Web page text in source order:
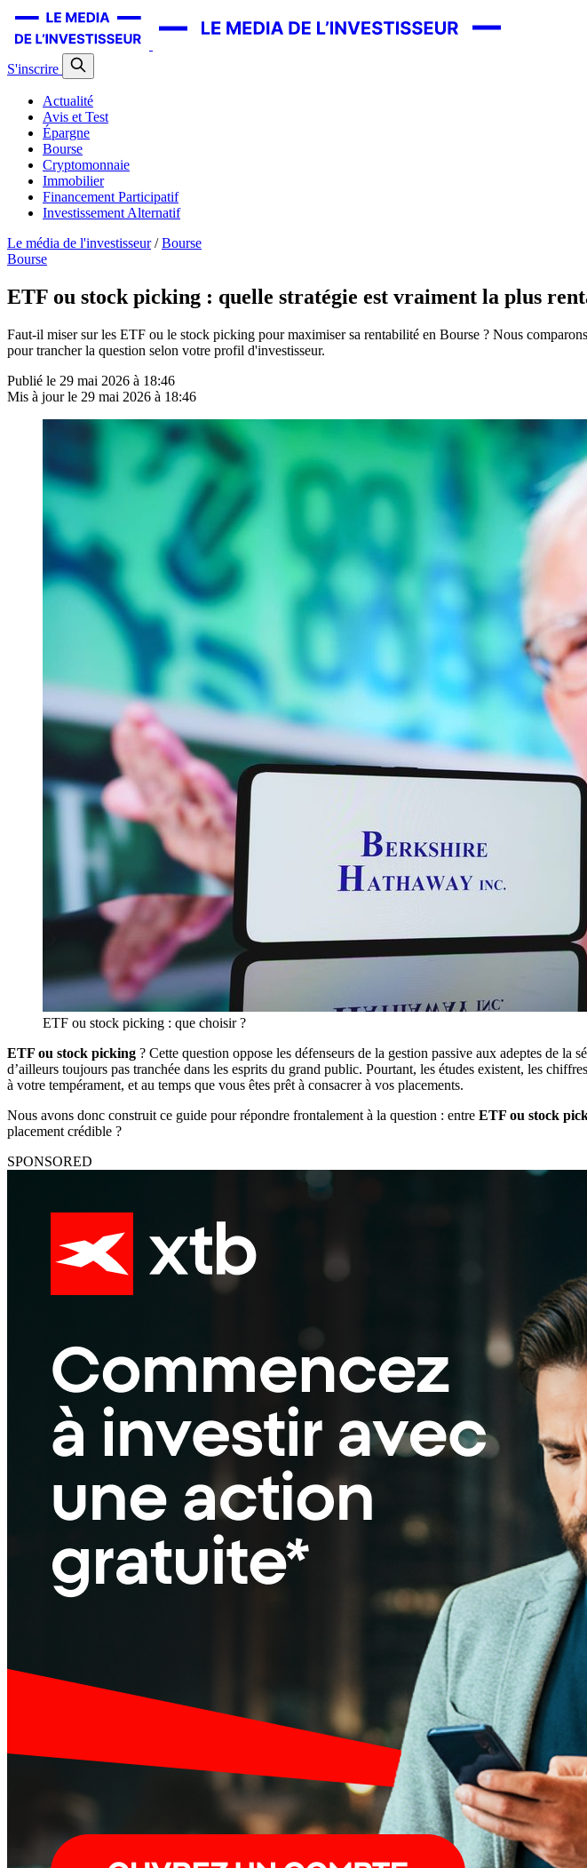
S'inscrire
Actualité
Avis et Test
Épargne
Bourse
Cryptomonnaie
Immobilier
Financement Participatif
Investissement Alternatif
Le média de l'investisseur / Bourse
Bourse
ETF ou stock picking : quelle stratégie est vraiment la plus
Faut-il miser sur les ETF ou le stock picking pour maximiser sa rentabilité en Bourse ? Nous
pour trancher la question selon votre profil d'investisseur.
Publié le 29 mai 2026 à 18:46
Mis à jour le 29 mai 2026 à 18:46
ETF ou stock picking : que choisir ?
ETF ou stock picking ? Cette question oppose les défenseurs de la gestion passive aux adeptes de
d’ailleurs toujours pas tranchée dans les esprits du grand public. Pourtant, les études existent, les
à votre tempérament, et au temps que vous êtes prêt à consacrer à vos placements.
Nous avons donc construit ce guide pour répondre frontalement à la question : entre ETF ou stock
placement crédible ?
SPONSORED